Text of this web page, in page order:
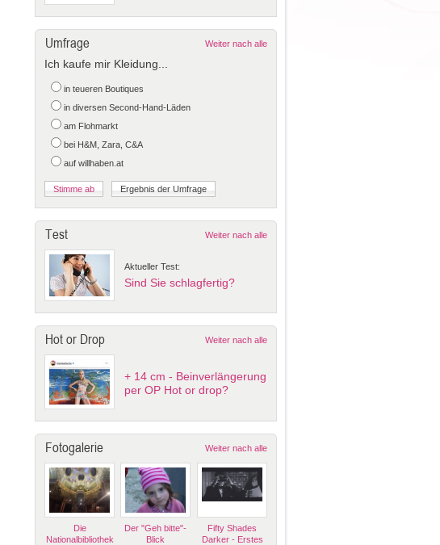
Umfrage Weiter nach alle
Ich kaufe mir Kleidung...
in teueren Boutiques
in diversen Second-Hand-Läden
am Flohmarkt
bei H&M, Zara, C&A
auf willhaben.at
Test Weiter nach alle
Aktueller Test:
Sind Sie schlagfertig?
Hot or Drop Weiter nach alle
+ 14 cm - Beinverlängerung
per OP Hot or drop?
Fotogalerie Weiter nach alle
Die
Nationalbibliothek
Der "Geh bitte"-
Blick
Fifty Shades
Darker - Erstes